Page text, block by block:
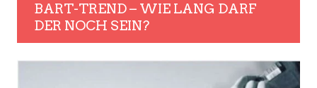
BART-TREND – WIE LANG DARF
DER NOCH SEIN?